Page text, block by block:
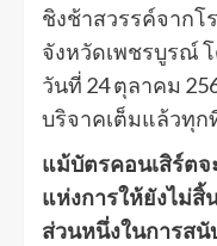
ชิงช้าสวรรค์จากโ
จังหวัดเพชรบูรณ์
วันที่ 24 ตุลาคม
บริจาคเต็มแล้วทุก
แม้บัตรคอนเสิร์ต
แห่งการให้ยังไม่สิ้
ส่วนหนึ่งในการส